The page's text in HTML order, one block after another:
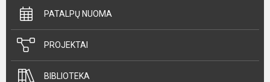
PATALPŲ NUOMA
PROJEKTAI
BIBLIOTEKA